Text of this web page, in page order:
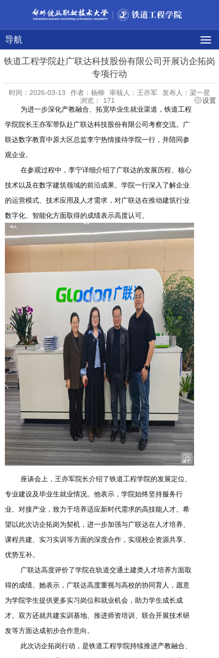
导航
铁道工程学院赴广联达科技股份有限公司开展访企拓岗
专项行动
时间：2026-03-13 作者：杨柳 审核人：王亦军
发布人：梁一星
浏览：
171 设置
为进一步深化产教融合、拓宽毕业生就业渠道，铁道工程
学院院长王亦军带队赴广联达科技股份有限公司考察交流。广
联达数字教育中原大区总监李宁热情接待学院一行，并陪同参
观企业。
在参观过程中，李宁详细介绍了广联达的发展历程、核心
技术以及在数字建筑领域的前沿成果。学院一行深入了解企业
的运营模式、技术应用及人才需求，对广联达在推动建筑行业
数字化、智能化方面取得的成绩表示高度认可。
座谈会上，王亦军院长介绍了铁道工程学院的发展定位、
专业建设及毕业生就业情况。他表示，学院始终坚持服务行
业、对接产业，致力于培养适应新时代需求的高技能人才。希
望以此次访企拓岗为契机，进一步加强与广联达在人才培养、
课程共建、实习实训等方面的深度合作，实现校企资源共享、
优势互补。
广联达高度评价了学院在轨道交通土建类人才培养方面取
得的成绩。她表示，广联达高度重视与高校的协同育人，愿意
为学院学生提供更多实习岗位和就业机会，助力学生成长成
才。双方还就共建实训基地、推进师资培训、联合开展技术研
发等方面达成初步合作意向。
此次访企拓岗行动，是铁道工程学院持续推进产教融合、